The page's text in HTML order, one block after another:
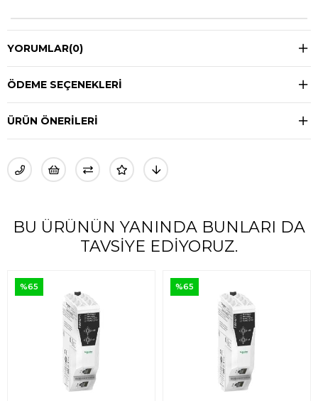
YORUMLAR(0)
ÖDEME SEÇENEKLERI
ÜRÜN ÖNERILERI
BU ÜRÜNÜN YANINDA BUNLARI DA
TAVSIYE EDIYORUZ.
%65 %65